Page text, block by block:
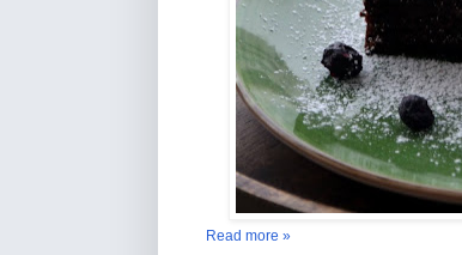
Read more »